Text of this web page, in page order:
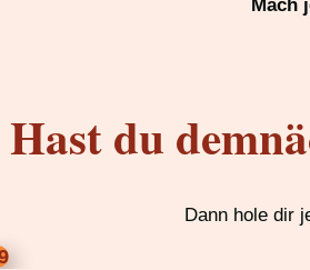
Mach
Hast du
Dann hole dir